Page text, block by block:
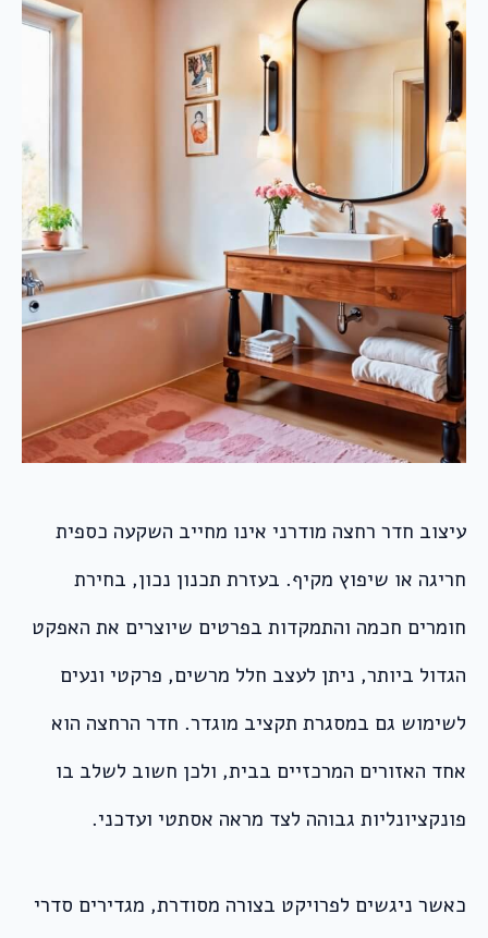
עיצוב חדר רחצה מודרני אינו מחייב השקעה כספית
חריגה או שיפוץ מקיף. בעזרת תכנון נכון, בחירת
חומרים חכמה והתמקדות בפרטים שיוצרים את האפקט
הגדול ביותר, ניתן לעצב חלל מרשים, פרקטי ונעים
לשימוש גם במסגרת תקציב מוגדר. חדר הרחצה הוא
אחד האזורים המרכזיים בבית, ולכן חשוב לשלב בו
פונקציונליות גבוהה לצד מראה אסתטי ועדכני.
כאשר ניגשים לפרויקט בצורה מסודרת, מגדירים סדרי